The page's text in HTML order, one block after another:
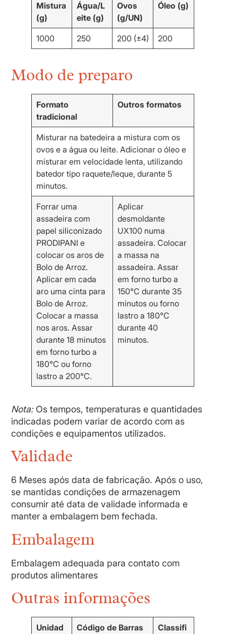
Mistura
(g)
Água/L
eite (g)
Ovos
(g/UN)
Óleo (g)
1000 250 200 (±4) 200
Modo de preparo
Formato
tradicional
Outros formatos
Misturar na batedeira a mistura com os
ovos e a água ou leite. Adicionar o óleo e
misturar em velocidade lenta, utilizando
batedor tipo raquete/leque, durante 5
minutos.
Forrar uma
assadeira com
papel siliconizado
PRODIPANI e
colocar os aros de
Bolo de Arroz.
Aplicar em cada
aro uma cinta para
Bolo de Arroz.
Colocar a massa
nos aros. Assar
durante 18 minutos
em forno turbo a
180°C ou forno
lastro a 200°C.
Aplicar
desmoldante
UX100 numa
assadeira. Colocar
a massa na
assadeira. Assar
em forno turbo a
150°C durante 35
minutos ou forno
lastro a 180°C
durante 40
minutos.
Nota:Os tempos, temperaturas e quantidades
indicadas podem variar de acordo com as
condições e equipamentos utilizados.
Validade
6 Meses após data de fabricação. Após o uso,
se mantidas condições de armazenagem
consumir até data de validade informada e
manter a embalagem bem fechada.
Embalagem
Embalagem adequada para contato com
produtos alimentares
Outras informações
Unidad
Código de Barras
Classifi